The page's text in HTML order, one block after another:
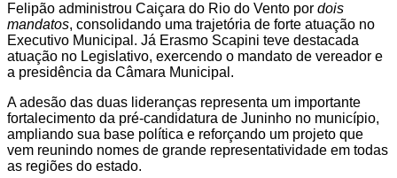
Felipão administrou Caiçara do Rio do Vento por dois
mandatos, consolidando uma trajetória de forte atuação no
Executivo Municipal. Já Erasmo Scapini teve destacada
atuação no Legislativo, exercendo o mandato de vereador e
a presidência da Câmara Municipal.
A adesão das duas lideranças representa um importante
fortalecimento da pré-candidatura de Juninho no município,
ampliando sua base política e reforçando um projeto que
vem reunindo nomes de grande representatividade em todas
as regiões do estado.